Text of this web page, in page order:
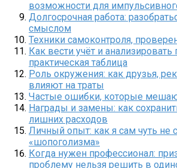
возможности для
Долгосрочная работа:
смыслом
Техники самоконтроля,
Как вести учёт и анализировать
практическая таблица
Роль окружения: как друзья,
влияют на траты
Частые ошибки, которые
Награды и замены: как
лишних расходов
Личный опыт: как я сам чуть не
«шопоголизма»
Когда нужен профессионал:
проблему нельзя решить в